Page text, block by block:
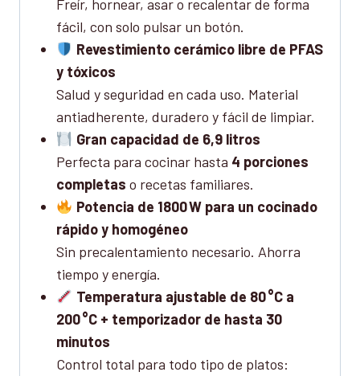
Freír, hornear, asar o recalentar de forma
fácil, con solo pulsar un botón.
Revestimiento cerámico libre de PFAS
y tóxicos
Salud y seguridad en cada uso. Material
antiadherente, duradero y fácil de limpiar.
Gran capacidad de 6,9 litros
Perfecta para cocinar hasta 4 porciones
completas o recetas familiares.
Potencia de 1800 W para un cocinado
rápido y homogéneo
Sin precalentamiento necesario. Ahorra
tiempo y energía.
Temperatura ajustable de 80 °C a
200 °C + temporizador de hasta 30
minutos
Control total para todo tipo de platos: